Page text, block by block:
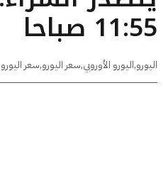
11:55 صباحا
اليورو,اليورو الأوروبي,سعر اليورو,سعر